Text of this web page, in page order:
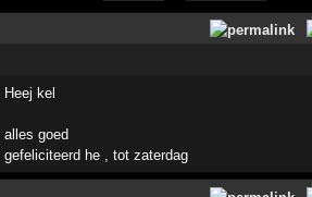
Heej kel
alles goed
gefeliciteerd he , tot zaterdag